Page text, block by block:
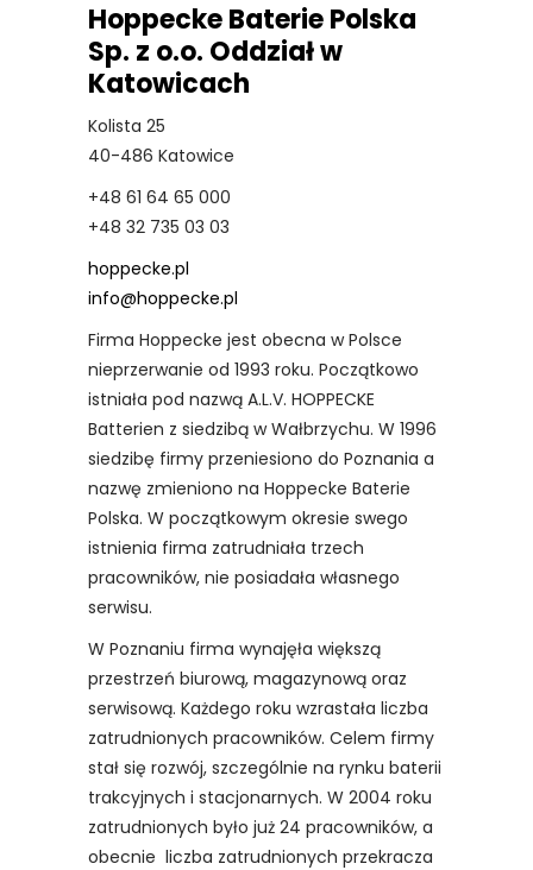
Hoppecke Baterie Polska
Sp. z o.o. Oddział w
Katowicach
Kolista 25
40-486 Katowice
+48 61 64 65 000
+48 32 735 03 03
hoppecke.pl
info@hoppecke.pl
Firma Hoppecke jest obecna w Polsce
nieprzerwanie od 1993 roku. Początkowo
istniała pod nazwą A.L.V. HOPPECKE
Batterien z siedzibą w Wałbrzychu. W 1996
siedzibę firmy przeniesiono do Poznania a
nazwę zmieniono na Hoppecke Baterie
Polska. W początkowym okresie swego
istnienia firma zatrudniała trzech
pracowników, nie posiadała własnego
serwisu.
W Poznaniu firma wynajęła większą
przestrzeń biurową, magazynową oraz
serwisową. Każdego roku wzrastała liczba
zatrudnionych pracowników. Celem firmy
stał się rozwój, szczególnie na rynku baterii
trakcyjnych i stacjonarnych. W 2004 roku
zatrudnionych było już 24 pracowników, a
obecnie liczba zatrudnionych przekracza